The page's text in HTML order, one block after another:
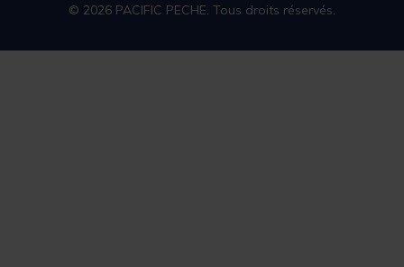
© 2026 PACIFIC PECHE. Tous droits réservés.